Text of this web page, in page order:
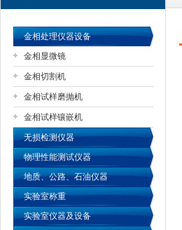
公司名称
金相处理仪器设备
金相显微镜
金相切割机
金相试样磨抛机
金相试样镶嵌机
无损检测仪器
物理性能测试仪器
地质、公路、石油仪器
实验室称重
实验室仪器及设备